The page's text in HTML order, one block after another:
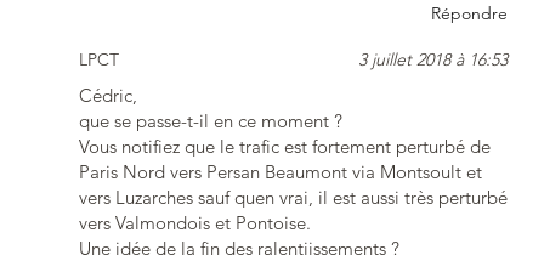
Répondre
LPCT 3 juillet 2018 à 16:53
Cédric,
que se passe-t-il en ce moment ?
Vous notifiez que le trafic est fortement perturbé de
Paris Nord vers Persan Beaumont via Montsoult et
vers Luzarches sauf quen vrai, il est aussi très perturbé
vers Valmondois et Pontoise.
Une idée de la fin des ralentiissements ?